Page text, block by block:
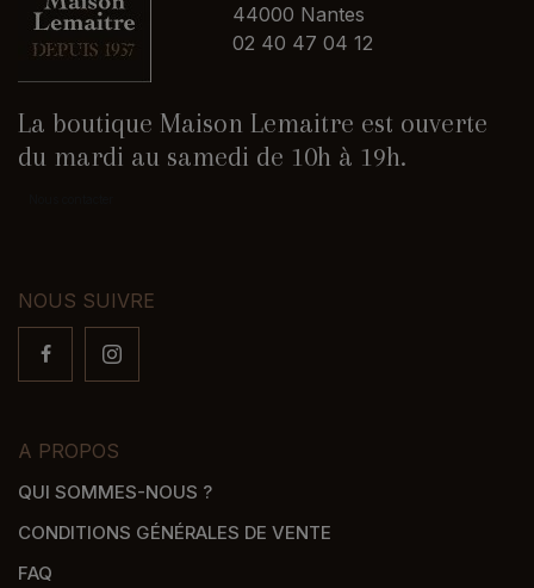
44000 Nantes
02 40 47 04 12
La boutique Maison Lemaitre est ouverte
du mardi au samedi de 10h à 19h.
NOUS SUIVRE
A PROPOS
QUI SOMMES-NOUS ?
CONDITIONS GÉNÉRALES DE VENTE
FAQ